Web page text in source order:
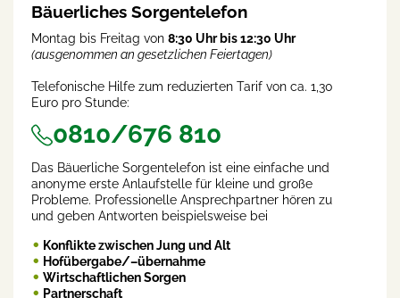
Bäuerliches Sorgentelefon
Montag bis Freitag von 8:30 Uhr bis 12:30 Uhr
(ausgenommen an gesetzlichen Feiertagen)
Telefonische Hilfe zum reduzierten Tarif von ca. 1,30
Euro pro Stunde:
0810/676 810
Das Bäuerliche Sorgentelefon ist eine einfache und
anonyme erste Anlaufstelle für kleine und große
Probleme. Professionelle Ansprechpartner hören zu
und geben Antworten beispielsweise bei
Konflikte zwischen Jung und Alt
Hofübergabe/–übernahme
Wirtschaftlichen Sorgen
Partnerschaft